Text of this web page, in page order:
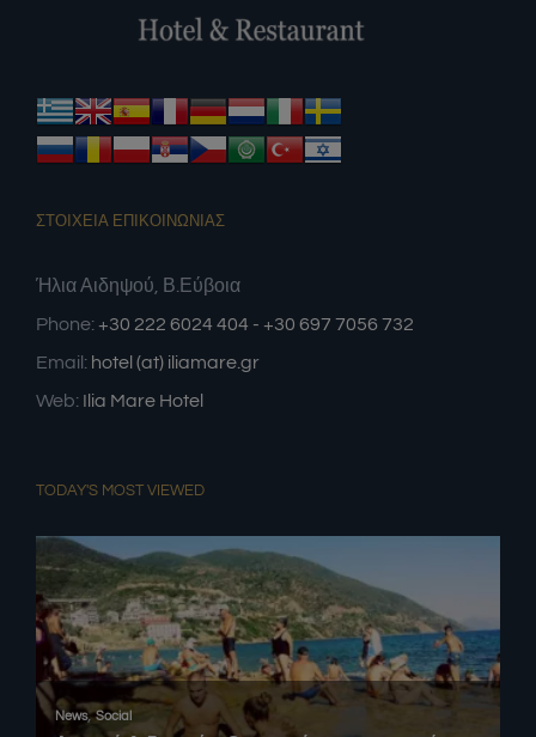
ΣΤΟΙΧΕΙΑ ΕΠΙΚΟΙΝΩΝΙΑΣ
Ήλια Αιδηψού, Β.Εύβοια
Phone: +30 222 6024 404 - +30 697 7056 732
Email: hotel (at) iliamare.gr
Web: Ilia Mare Hotel
TODAY'S MOST VIEWED